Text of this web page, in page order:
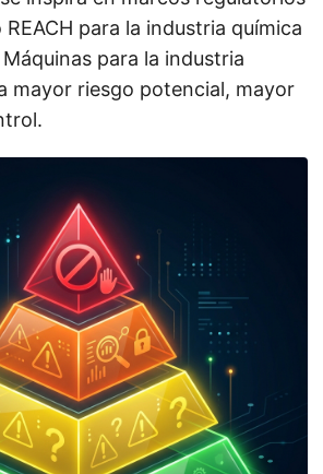
para la industria química
para la industria
mayor riesgo potencial, mayor